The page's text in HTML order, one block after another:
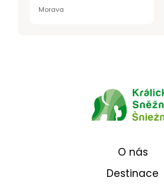
Morava
O nás
Destinace